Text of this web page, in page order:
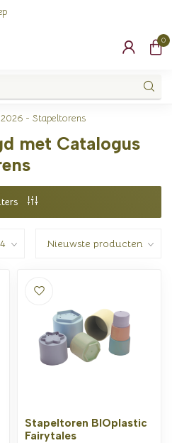
0
- Stapeltorens
met Catalogus
Stapeltoren BIOplastic
Fairytales